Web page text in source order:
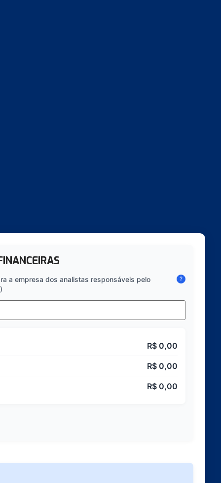
a empresa dos analistas responsáveis pelo
?
R$ 0,00
R$ 0,00
R$ 0,00